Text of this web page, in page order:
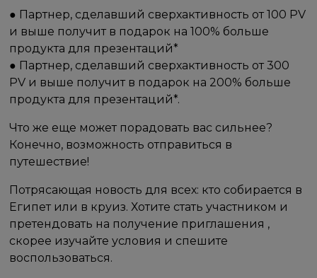
● Партнер, сделавший сверхактивность от 100 PV
и выше получит в подарок на 100% больше
продукта для презентаций*
● Партнер, сделавший сверхактивность от 300
PV и выше получит в подарок на 200% больше
продукта для презентаций*.
Что же еще может порадовать вас сильнее?
Конечно, возможность отправиться в
путешествие!
Потрясающая новость для всех: кто собирается в
Египет или в круиз. Хотите стать участником и
претендовать на получение приглашения ,
скорее изучайте условия и спешите
воспользоваться.